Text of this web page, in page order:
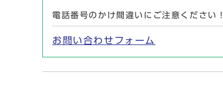
電話番号のかけ間違いにご注意ください！
お問い合わせフォーム